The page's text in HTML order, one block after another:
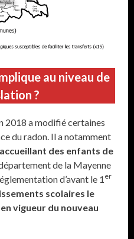
au niveau de
?
2018 a modifié certaines
du radon. Il a notamment
des enfants de
département de la Mayenne
d’avant le 1 er
scolaires le
vigueur du nouveau